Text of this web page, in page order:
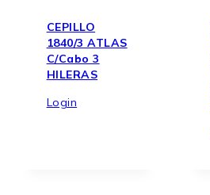
CEPILLO
1840/3 ATLAS
C/cabo 3
HILERAS
Login